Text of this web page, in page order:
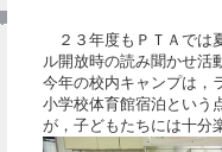
２３年度もＰＴＡでは
ル開放時の読み聞かせ活
今年の校内キャンプは，
小学校体育館宿泊という
が，子どもたちには十分